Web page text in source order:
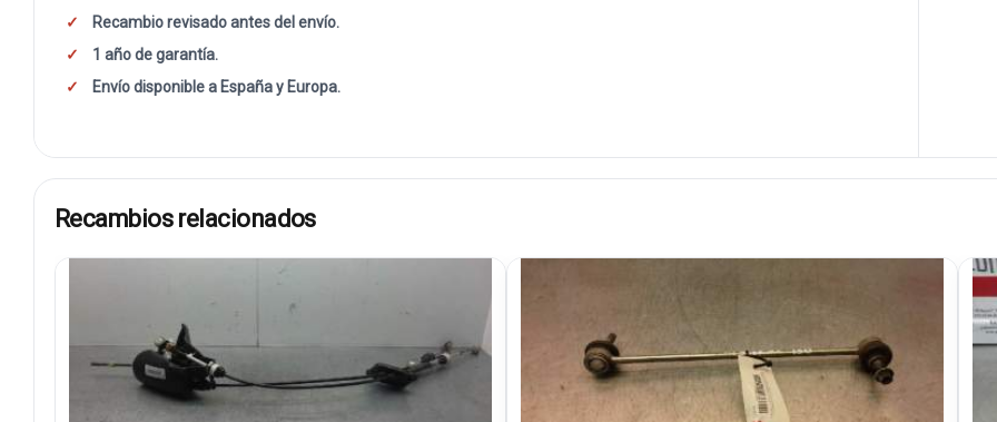
Recambio revisado antes del envío.
1 año de garantía.
Envío disponible a España y Europa.
Recambios relacionados